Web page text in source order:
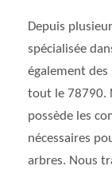
Depuis
spécialisée
également
tout le 78790.
possède les
nécessaires
arbres. Nous